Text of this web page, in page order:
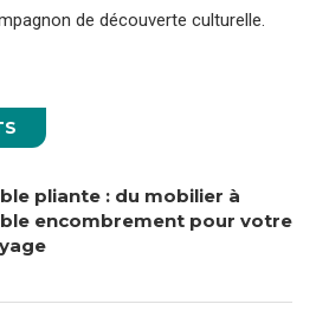
de découverte culturelle.
pliante : du mobilier à
encombrement pour votre